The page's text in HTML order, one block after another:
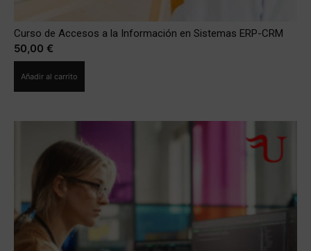
Curso de Accesos a la Información en Sistemas ERP-CRM
50,00 €
Añadir al carrito